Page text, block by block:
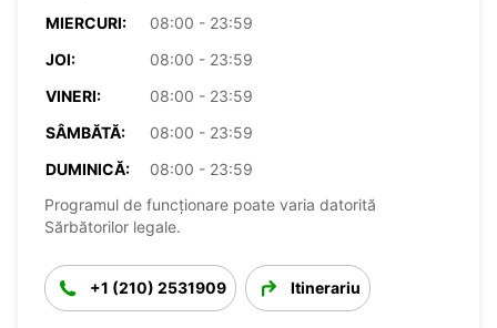
MIERCURI:
08:00 - 23:59
JOI:
08:00 - 23:59
VINERI:
08:00 - 23:59
SÂMBĂTĂ:
08:00 - 23:59
DUMINICĂ:
08:00 - 23:59
Programul de funcționare poate varia datorită
Sărbătorilor legale.
+1 (210) 2531909 Itinerariu